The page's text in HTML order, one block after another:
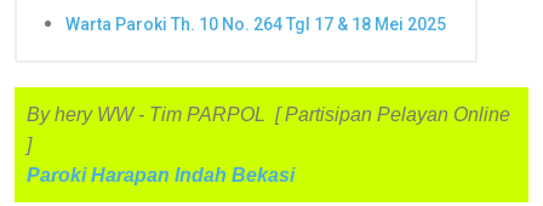
Warta Paroki Th. 10 No. 264 Tgl 17 & 18 Mei 2025
By hery WW - Tim PARPOL [ Partisipan Pelayan Online
]
Paroki Harapan Indah Bekasi